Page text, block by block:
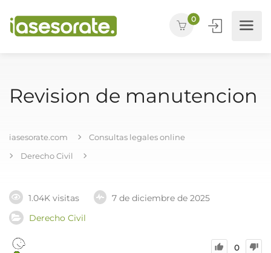
0
Revision de manutencion
iasesorate.com
Consultas legales online
Derecho Civil
1.04K visitas
7 de diciembre de 2025
Derecho Civil
0